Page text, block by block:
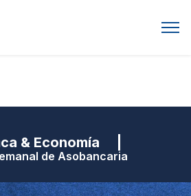
& Economía |
de Asobancaria